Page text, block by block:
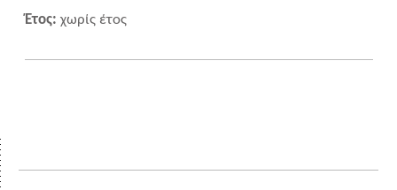
Έτος: χωρίς έτος